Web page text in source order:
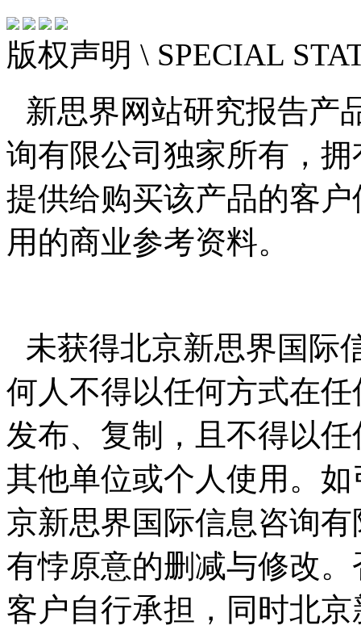
版权声明 \ SPECIAL
新思界网站研究报告产
询有限公司独家所有，
提供给购买该产品的客
用的商业参考资料。
未获得北京新思界国际
何人不得以任何方式在
发布、复制，且不得以
其他单位或个人使用。
京新思界国际信息咨询
有悖原意的删减与修改
客户自行承担，同时北